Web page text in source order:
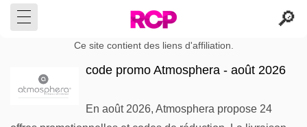
Ce site contient des liens d'affiliation.
code promo Atmosphera - août 2026
En août 2026, Atmosphera propose 24